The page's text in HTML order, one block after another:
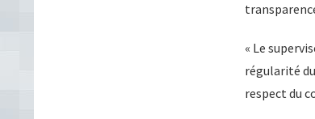
« Le
régularité
respect du